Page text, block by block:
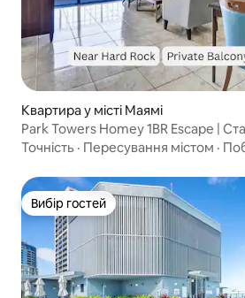
Квартира у місті Маямі
Park Towers Homey 1BR Escape |
Точність · Пересування містом ·
Вибір гостей
Вибір гостей